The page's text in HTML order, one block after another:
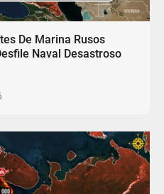
De Marina Rusos
Naval Desastroso